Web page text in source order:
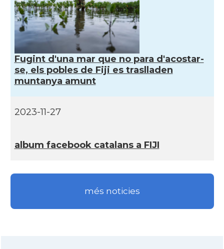
Fugint d'una mar que no para d'acostar-
se, els pobles de Fiji es traslladen
muntanya amunt
2023-11-27
album facebook catalans a FIJI
més noticies